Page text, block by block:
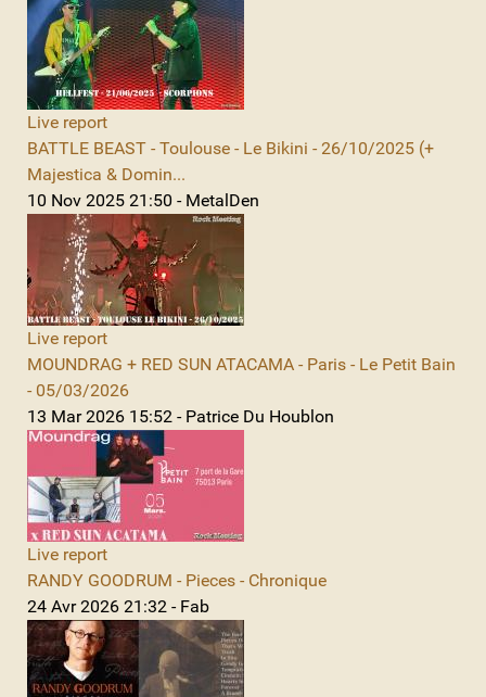
Live report
BATTLE BEAST - Toulouse - Le Bikini - 26/10/2025 (+
Majestica & Domin...
10 Nov 2025 21:50 - MetalDen
Live report
MOUNDRAG + RED SUN ATACAMA - Paris - Le Petit Bain
- 05/03/2026
13 Mar 2026 15:52 - Patrice Du Houblon
Live report
RANDY GOODRUM - Pieces - Chronique
24 Avr 2026 21:32 - Fab